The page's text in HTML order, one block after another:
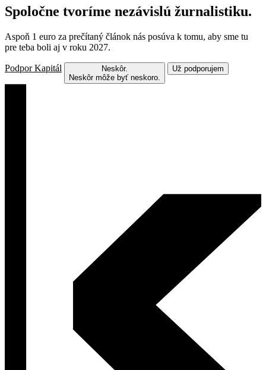
Spoločne tvoríme nezávislú žurnalistiku.
Aspoň 1 euro za prečítaný článok nás posúva k tomu, aby sme tu
pre teba boli aj v roku 2027.
Podpor Kapitál
Neskôr.
Neskôr môže byť neskoro.
Už podporujem